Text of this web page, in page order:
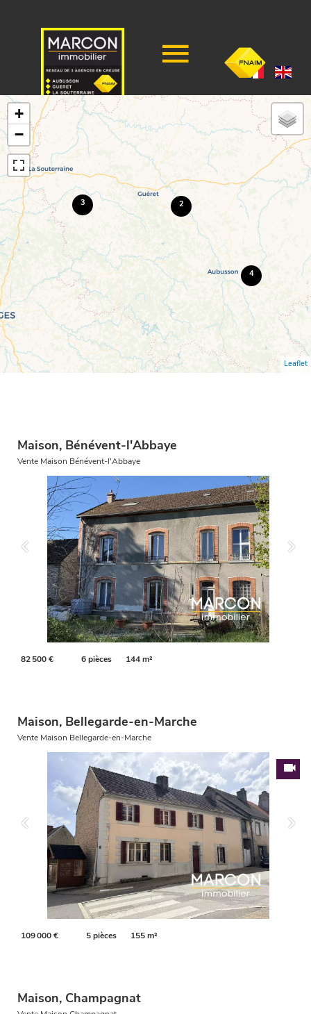
3 2
4
+
−
Leaflet
Maison, Bénévent-l'Abbaye
Vente Maison Bénévent-l'Abbaye
82 500 € 6 pièces 144 m²
Maison, Bellegarde-en-Marche
Vente Maison Bellegarde-en-Marche
109 000 € 5 pièces 155 m²
Maison, Champagnat